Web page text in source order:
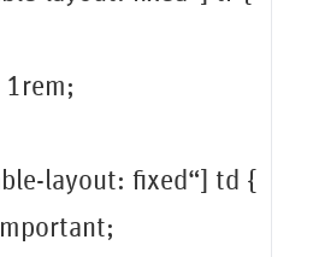
layout: fixed“] td {